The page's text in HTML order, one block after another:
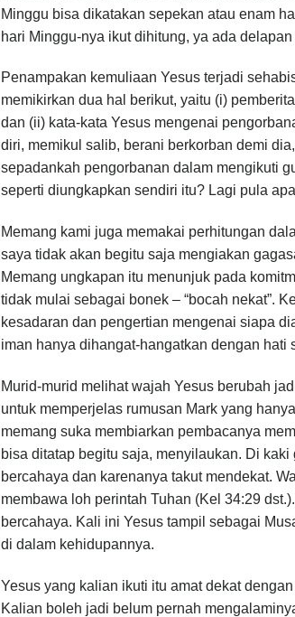
Minggu bisa dikatakan sepekan atau enam
hari Minggu-nya ikut dihitung, ya ada delapan
Penampakan kemuliaan Yesus terjadi
memikirkan dua hal berikut, yaitu (i)
dan (ii) kata-kata Yesus mengenai
diri, memikul salib, berani berkorban demi
sepadankah pengorbanan dalam mengikuti
seperti diungkapkan sendiri itu? Lagi pula
Memang kami juga memakai perhitungan
saya tidak akan begitu saja mengiakan
Memang ungkapan itu menunjuk pada
tidak mulai sebagai bonek – “bocah nekat”.
kesadaran dan pengertian mengenai siapa
iman hanya dihangat-hangatkan dengan hati
Murid-murid melihat wajah Yesus berubah
untuk memperjelas rumusan Mark yang
memang suka membiarkan pembacanya
bisa ditatap begitu saja, menyilaukan. Di
bercahaya dan karenanya takut mendekat.
membawa loh perintah Tuhan (Kel 34:29
bercahaya. Kali ini Yesus tampil sebagai
di dalam kehidupannya.
Yesus yang kalian ikuti itu amat dekat
Kalian boleh jadi belum pernah